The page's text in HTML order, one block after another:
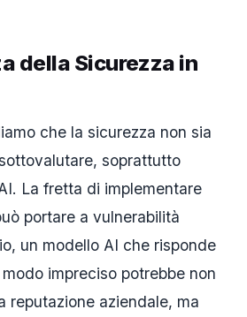
della Sicurezza in
che la sicurezza non sia
soprattutto
La fretta di implementare
portare a vulnerabilità
un modello AI che risponde
impreciso potrebbe non
reputazione aziendale, ma